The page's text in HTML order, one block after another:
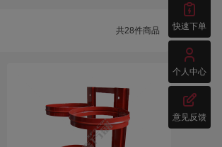
共28件商品

快速下单

个人中心

意见反馈